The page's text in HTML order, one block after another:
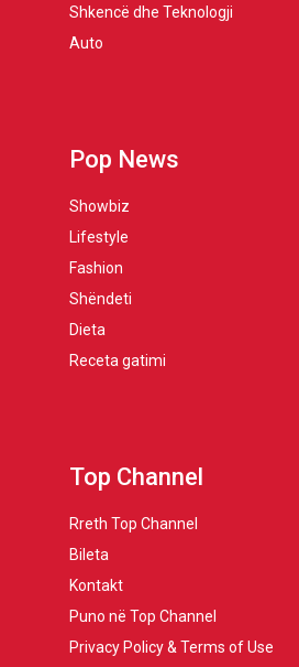
Shkencë dhe Teknologji
Auto
Pop News
Showbiz
Lifestyle
Fashion
Shëndeti
Dieta
Receta gatimi
Top Channel
Rreth Top Channel
Bileta
Kontakt
Puno në Top Channel
Privacy Policy & Terms of Use